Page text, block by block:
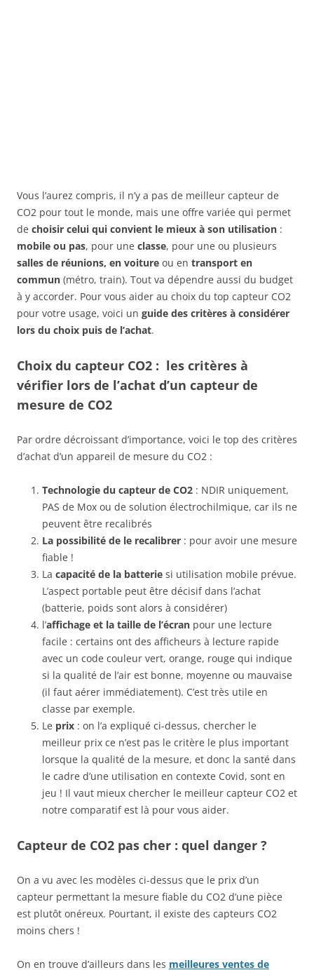
Vous l’aurez compris, il n’y a pas de meilleur capteur de
CO2 pour tout le monde, mais une offre variée qui permet
de choisir celui qui convient le mieux à son utilisation :
mobile ou pas, pour une classe, pour une ou plusieurs
salles de réunions, en voiture ou en transport en
commun (métro, train). Tout va dépendre aussi du budget
à y accorder. Pour vous aider au choix du top capteur CO2
pour votre usage, voici un guide des critères à considérer
lors du choix puis de l’achat.
Choix du capteur CO2 : les critères à
vérifier lors de l’achat d’un capteur de
mesure de CO2
Par ordre décroissant d’importance, voici le top des critères
d’achat d’un appareil de mesure du CO2 :
Technologie du capteur de CO2 : NDIR uniquement,
PAS de Mox ou de solution électrochilmique, car ils ne
peuvent être recalibrés
La possibilité de le recalibrer : pour avoir une mesure
fiable !
La capacité de la batterie si utilisation mobile prévue.
L’aspect portable peut être décisif dans l’achat
(batterie, poids sont alors à considérer)
l’affichage et la taille de l’écran pour une lecture
facile : certains ont des afficheurs à lecture rapide
avec un code couleur vert, orange, rouge qui indique
si la qualité de l’air est bonne, moyenne ou mauvaise
(il faut aérer immédiatement). C’est très utile en
classe par exemple.
Le prix : on l’a expliqué ci-dessus, chercher le
meilleur prix ce n’est pas le critère le plus important
lorsque la qualité de la mesure, et donc la santé dans
le cadre d’une utilisation en contexte Covid, sont en
jeu ! Il vaut mieux chercher le meilleur capteur CO2 et
notre comparatif est là pour vous aider.
Capteur de CO2 pas cher : quel danger ?
On a vu avec les modèles ci-dessus que le prix d’un
capteur permettant la mesure fiable du CO2 d’une pièce
est plutôt onéreux. Pourtant, il existe des capteurs CO2
moins chers !
On en trouve d’ailleurs dans les meilleures ventes de